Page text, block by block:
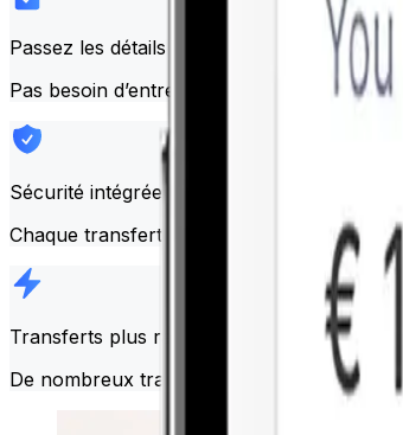
Passez les détails
Pas besoin d’entrer manuellement les
Sécurité intégrée
Chaque transfert est protégé par Face ID,
Transferts plus rapides
De nombreux transferts sont effectués en